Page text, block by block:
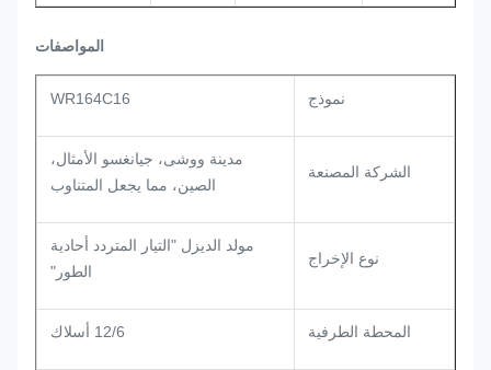
المواصفات
نموذج WR164C16
الشركة المصنعة
مدينة ووشى، جيانغسو الأمثال،
الصين، مما يجعل المتناوب
نوع الإخراج
مولد الديزل "التيار المتردد أحادية
الطور"
المحطة الطرفية 12/6 أسلاك